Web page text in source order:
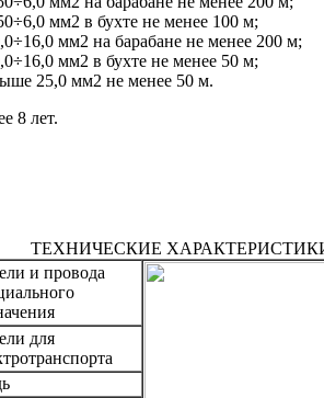
мм2 в бухте не менее 100 м;
мм2 на барабане не менее 200 м;
мм2 в бухте не менее 50 м;
25,0 мм2 не менее 50 м.
8 лет.
ТЕХНИЧЕСКИЕ
и провода
для